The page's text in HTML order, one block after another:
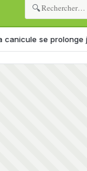
🔍
jusqu’à mardi,